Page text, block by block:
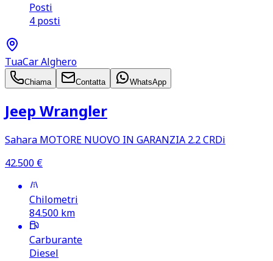
Posti
4 posti
TuaCar Alghero
Chiama Contatta WhatsApp
Jeep Wrangler
Sahara MOTORE NUOVO IN GARANZIA 2.2 CRDi
42.500 €
Chilometri
84.500 km
Carburante
Diesel